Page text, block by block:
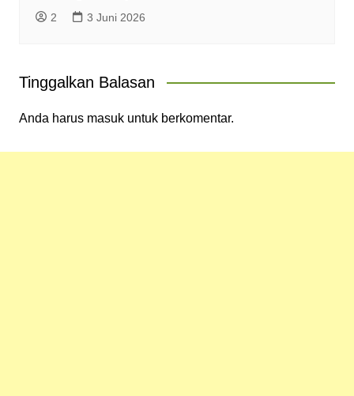
2 3 Juni 2026
Tinggalkan Balasan
Anda harus masukuntuk berkomentar.